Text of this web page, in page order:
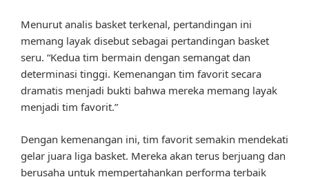
Menurut analis basket terkenal, pertandingan ini
memang layak disebut sebagai pertandingan basket
seru. “Kedua tim bermain dengan semangat dan
determinasi tinggi. Kemenangan tim favorit secara
dramatis menjadi bukti bahwa mereka memang layak
menjadi tim favorit.”
Dengan kemenangan ini, tim favorit semakin mendekati
gelar juara liga basket. Mereka akan terus berjuang dan
berusaha untuk mempertahankan performa terbaik